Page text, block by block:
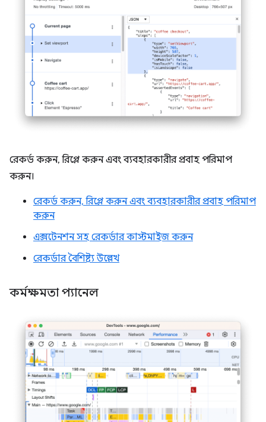
রেকর্ড করুন, রিপ্লে করুন এবং ব্যবহারকারীর প্রবাহ পরিমাপ
করুন।
রেকর্ড করুন, রিপ্লে করুন এবং ব্যবহারকারীর প্রবাহ পরিমাপ
করুন
এক্সটেনশন সহ রেকর্ডার কাস্টমাইজ করুন
রেকর্ডার বৈশিষ্ট্য উল্লেখ
কর্মক্ষমতা প্যানেল